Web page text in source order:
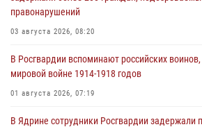
правонарушений
03 августа 2026, 08:20
В Росгвардии вспоминают российских
мировой войне 1914-1918 годов
01 августа 2026, 07:19
В Ядрине сотрудники Росгвардии задержали